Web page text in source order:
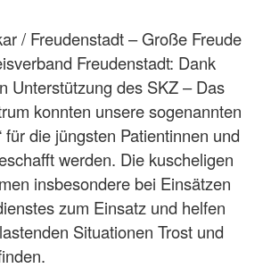
/ Freudenstadt – Große Freude
Freudenstadt: Dank
Unterstützung des SKZ – Das
konnten unsere sogenannten
für die jüngsten Patientinnen und
werden. Die kuscheligen
insbesondere bei Einsätzen
zum Einsatz und helfen
Situationen Trost und